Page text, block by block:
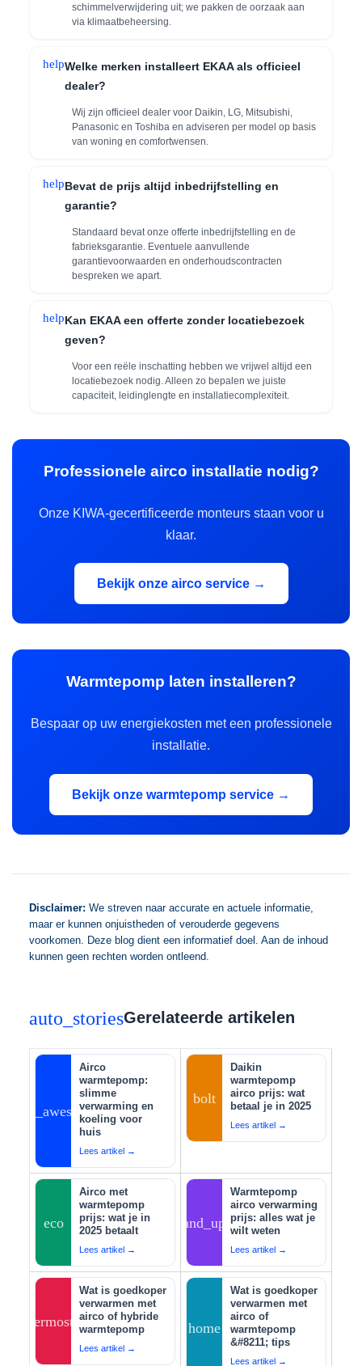
schimmelverwijdering uit; we pakken de oorzaak aan
via klimaatbeheersing.
helpWelke merken installeert EKAA als officieel
dealer?
Wij zijn officieel dealer voor Daikin, LG, Mitsubishi,
Panasonic en Toshiba en adviseren per model op basis
van woning en comfortwensen.
helpBevat de prijs altijd inbedrijfstelling en
garantie?
Standaard bevat onze offerte inbedrijfstelling en de
fabrieksgarantie. Eventuele aanvullende
garantievoorwaarden en onderhoudscontracten
bespreken we apart.
helpKan EKAA een offerte zonder locatiebezoek
geven?
Voor een reële inschatting hebben we vrijwel altijd een
locatiebezoek nodig. Alleen zo bepalen we juiste
capaciteit, leidinglengte en installatiecomplexiteit.
Professionele airco installatie nodig?
Onze KIWA-gecertificeerde monteurs staan voor u
klaar.
Bekijk onze airco service →
Warmtepomp laten installeren?
Bespaar op uw energiekosten met een professionele
installatie.
Bekijk onze warmtepomp service →
Disclaimer: We streven naar accurate en actuele informatie,
maar er kunnen onjuistheden of verouderde gegevens
voorkomen. Deze blog dient een informatief doel. Aan de inhoud
kunnen geen rechten worden ontleend.
auto_storiesGerelateerde artikelen
auto_awesome
Airco
warmtepomp:
slimme
verwarming en
koeling voor
huis
Lees artikel →
bolt
Daikin
warmtepomp
airco prijs: wat
betaal je in 2025
Lees artikel →
eco
Airco met
warmtepomp
prijs: wat je in
2025 betaalt
Lees artikel →
tips_and_updates
Warmtepomp
airco verwarming
prijs: alles wat je
wilt weten
Lees artikel →
thermostat
Wat is goedkoper
verwarmen met
airco of hybride
warmtepomp
Lees artikel →
home
Wat is goedkoper
verwarmen met
airco of
warmtepomp
&#8211; tips
Lees artikel →